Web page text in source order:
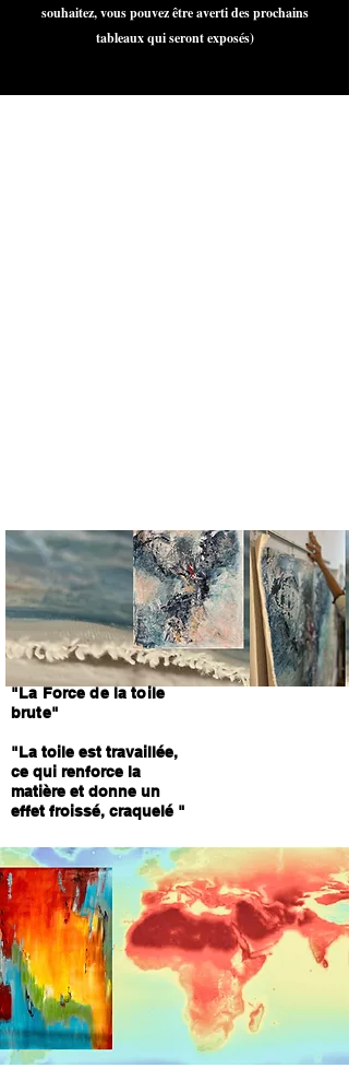
souhaitez, vous pouvez être averti des prochains
tableaux qui seront exposés)
"La Force de la toile
brute"
"La toile est travaillée,
ce qui renforce la
matière et donne un
effet froissé, craquelé "